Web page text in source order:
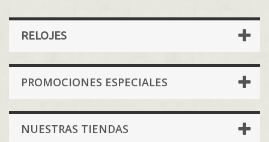
RELOJES
PROMOCIONES ESPECIALES
NUESTRAS TIENDAS